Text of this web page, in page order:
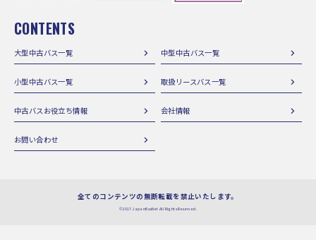
CONTENTS
大型中古バス一覧 中型中古バス一覧
小型中古バス一覧 取扱リースバス一覧
中古バスお役立ち情報 会社情報
お問い合わせ
全てのコンテンツの無断転載を禁止いたします。
©2017 JapanBusNet All Rights Reserved.